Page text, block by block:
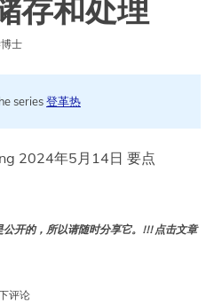
存和处理
士
series登革热
2024年5月14日 要点
开的，所以请随时分享它。!!! 点击文章
评论